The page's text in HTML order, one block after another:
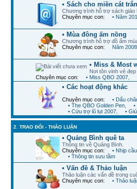
• Sách cho miền cát
Chương trình hỗ trợ sách giáo
Chuyên mục con:
• Năm
• Mùa đông ấm nồng
Chương trình hỗ trợ đồ ấm
Chuyên mục con:
Năm 2008
• Miss & Most
Nơi tôn vinh vẻ đẹp
Chuyên mục con:
• Miss QBO 2007
• Các hoạt động khác
Chuyên mục con: • Dấu
• The QBO Golden Pen
• Cứu trợ lũ lụt 2007
•
2. TRAO ĐỔI - THẢO LUẬN
• Quảng Bình quê ta
Thông tin về Quảng Bình.
Chuyên mục con:
• Nhịp
• Thông tin sưu tầm
• Vấn đề & Thảo luận
Thảo luận các vấn đề trong
Chuyên mục con:
• Thảo